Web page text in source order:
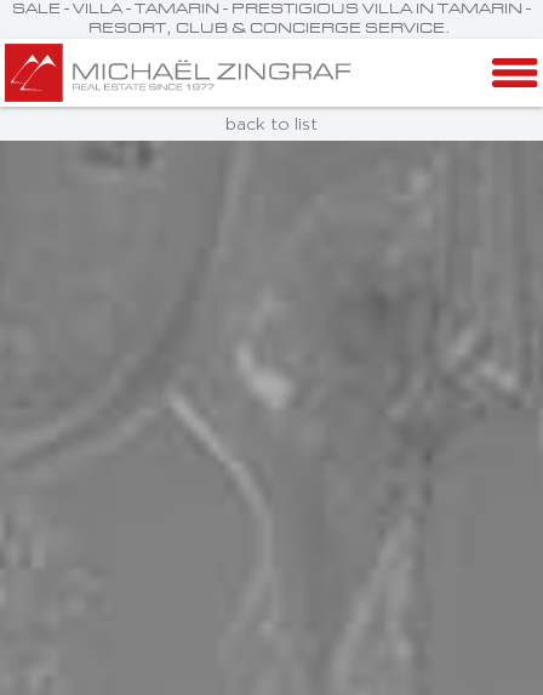
SALE - VILLA - TAMARIN - PRESTIGIOUS VILLA IN TAMARIN -
RESORT, CLUB & CONCIERGE SERVICE.
back to list